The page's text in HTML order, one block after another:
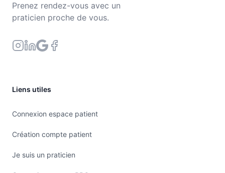
Prenez rendez-vous avec un
praticien proche de vous.
Liens utiles
Connexion espace patient
Création compte patient
Je suis un praticien